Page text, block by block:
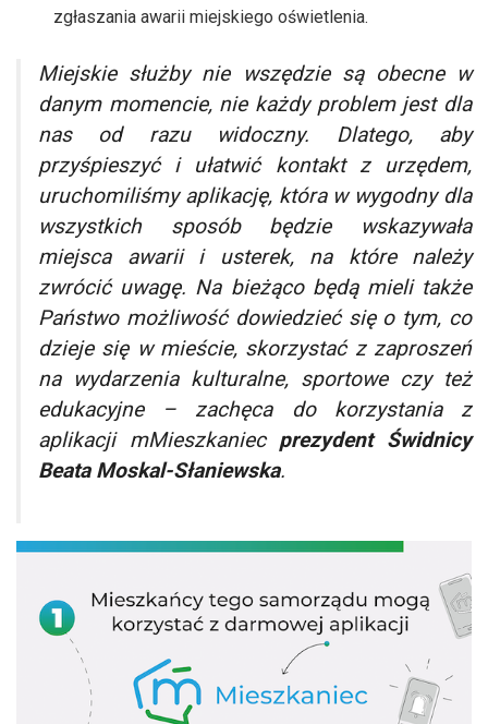
zgłaszania awarii miejskiego oświetlenia.
Miejskie służby nie wszędzie są obecne w
danym momencie, nie każdy problem jest dla
nas od razu widoczny. Dlatego, aby
przyśpieszyć i ułatwić kontakt z urzędem,
uruchomiliśmy aplikację, która w wygodny dla
wszystkich sposób będzie wskazywała
miejsca awarii i usterek, na które należy
zwrócić uwagę. Na bieżąco będą mieli także
Państwo możliwość dowiedzieć się o tym, co
dzieje się w mieście, skorzystać z zaproszeń
na wydarzenia kulturalne, sportowe czy też
edukacyjne
– zachęca do korzystania z
aplikacji mMieszkaniec prezydent Świdnicy
Beata Moskal-Słaniewska.